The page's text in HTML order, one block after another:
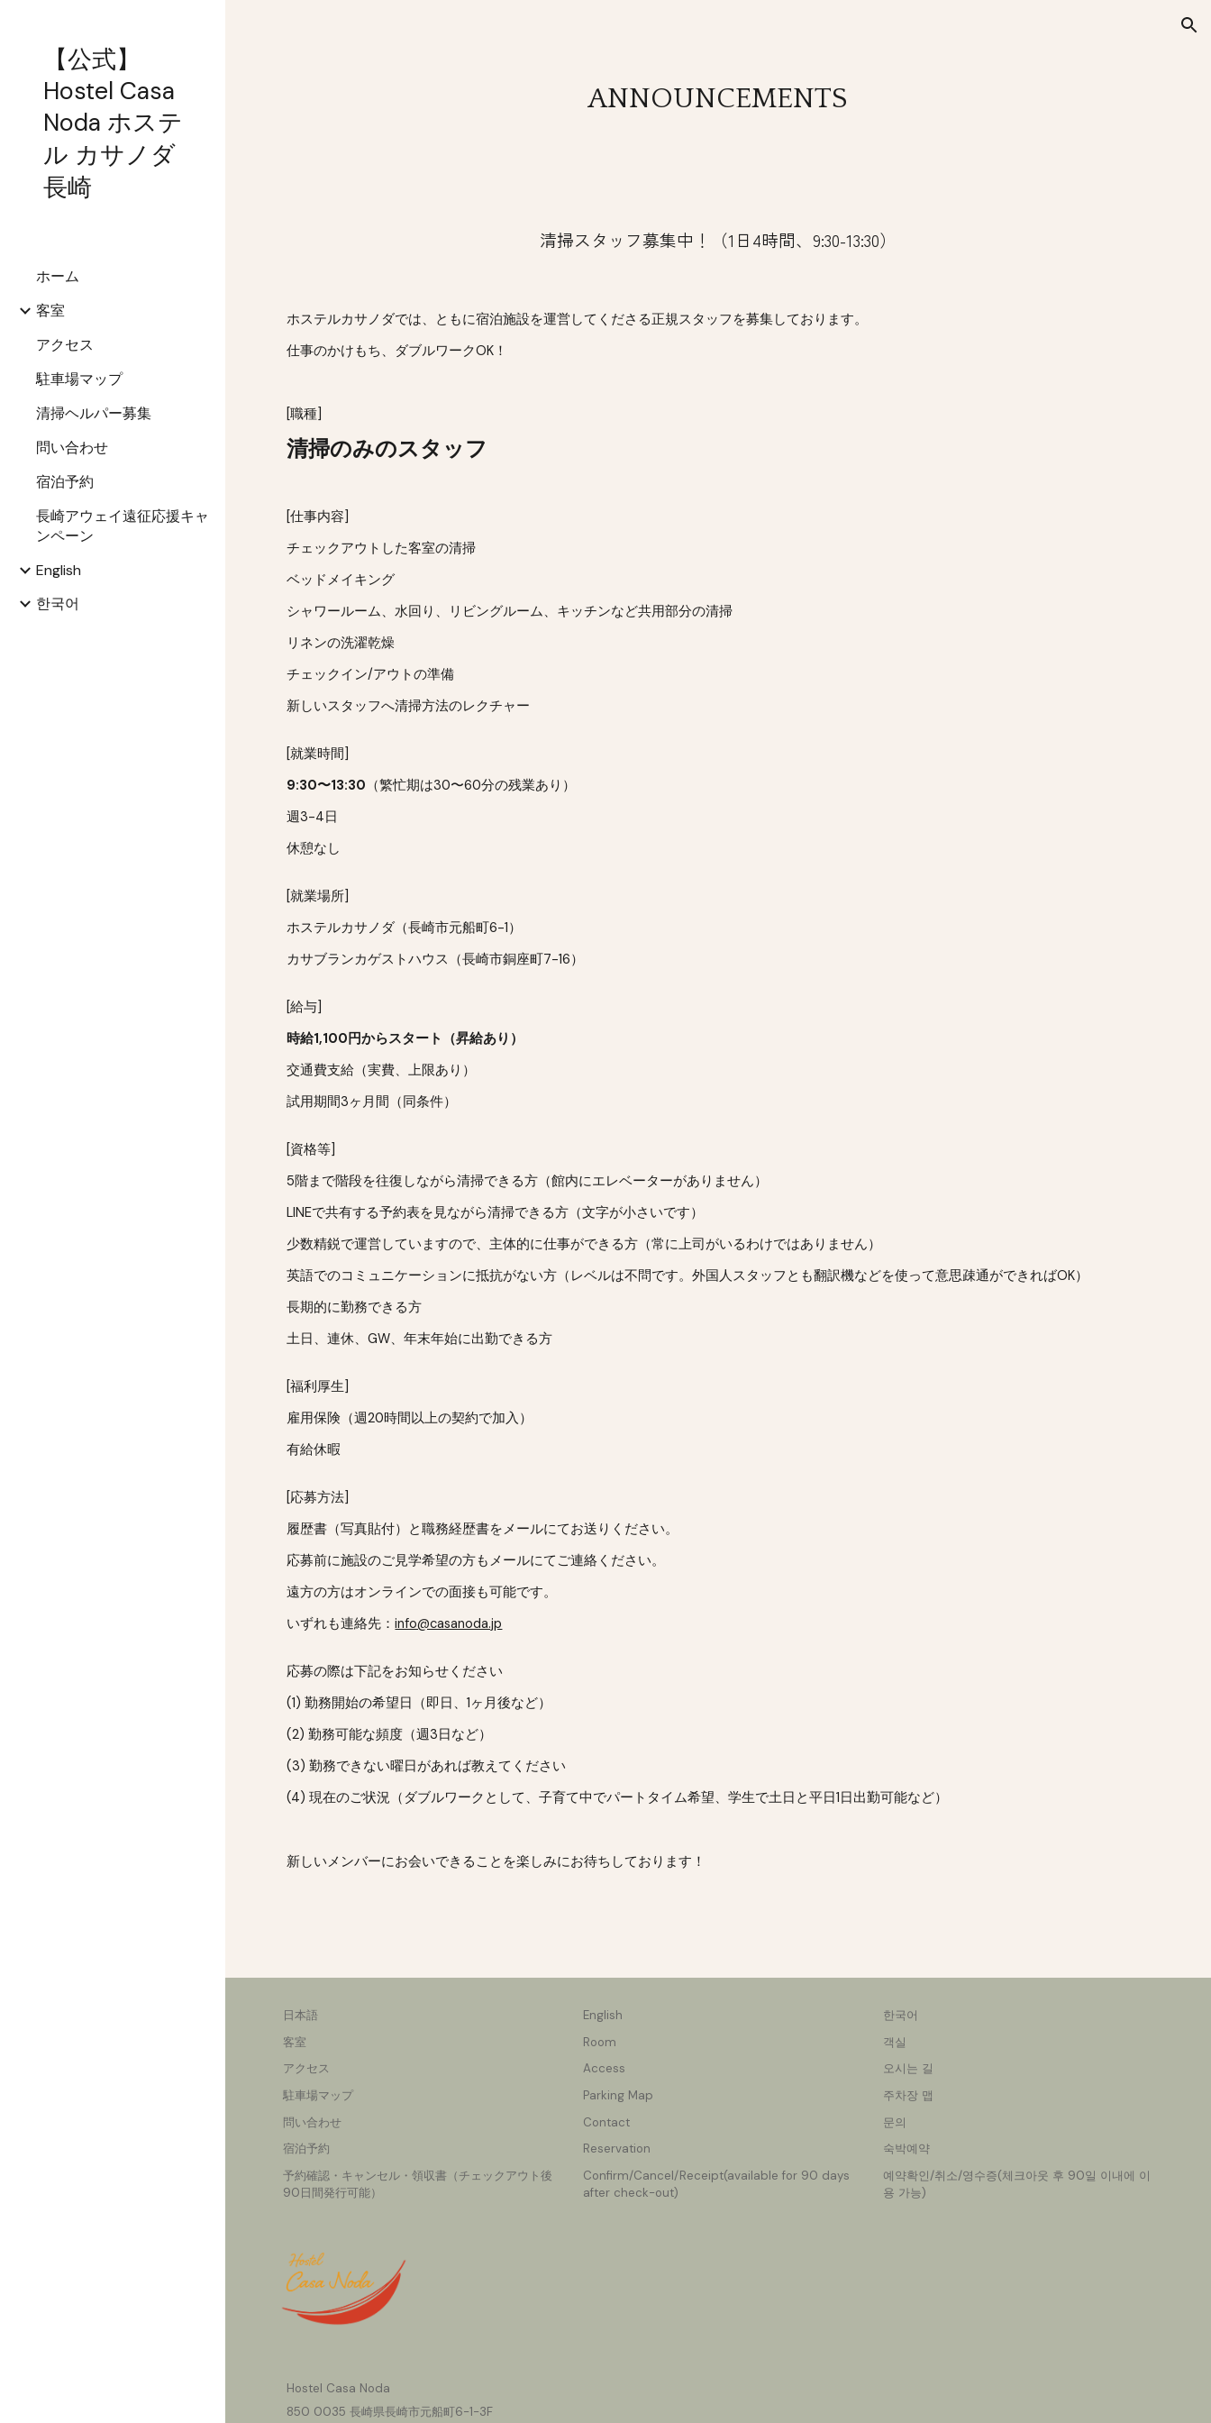
【公式】
Hostel Casa
Noda ホステ
ル カサノダ
長崎
ホーム
客室
アクセス
駐車場マップ
清掃ヘルパー募集
問い合わせ
宿泊予約
長崎アウェイ遠征応援キャ
ンペーン
English
한국어
ANNOUNCEMENTS
清掃スタッフ募集中！（1日4時間、9:30-13:30）
ホステルカサノダでは、ともに宿泊施設を運営してくださる正規スタッフを募集しております。
仕事のかけもち、 ダブルワークOK！
[職種]
清掃のみのスタッフ
[仕事内容]
チェックアウトした客室の清掃
ベッドメイキング
シャワールーム、水回り、リビングルーム、キッチンなど共用部分の清掃
リネンの洗濯乾燥
チェックイン/アウトの準備
新しいスタッフへ清掃方法のレクチャー
[就業時間]
9:30〜13:30 （繁忙期は30〜60分の残業あり）
週3-4日
休憩なし
[就業場所]
ホステルカサノダ（長崎市元船町6-1）
カサブランカゲストハウス（長崎市銅座町7-16）
[給与]
時給1,100円からスタート（昇給あり）
交通費支給（実費、上限あり）
試用期間3ヶ月間（同条件）
[資格等]
5階まで階段を往復しながら清掃できる方（館内にエレベーターがありません）
LINEで共有する予約表を見ながら清掃できる方（文字が小さいです）
少数精鋭で運営していますので、主体的に仕事ができる方（常に上司がいるわけではありません）
英語でのコミュニケーションに抵抗がない方（レベルは不問です。外国人スタッフとも翻訳機などを使って意思疎通ができればOK）
長期的に勤務できる方
土日、連休、GW、年末年始に出勤できる方
[福利厚生]
雇用保険（週20時間以上の契約で加入）
有給休暇
[応募方法]
履歴書（写真貼付）と職務経歴書をメールにてお送りください。
応募前に施設のご見学希望の方もメールにてご連絡ください。
遠方の方はオンラインでの面接も可能です。
いずれも連絡先：info@casanoda.jp
応募の際は下記をお知らせください
(1) 勤務開始の希望日（即日、1ヶ月後など）
(2) 勤務可能な頻度（週3日など）
(3) 勤務できない曜日があれば教えてください
(4) 現在のご状況（ダブルワークとして、子育て中でパートタイム希望、学生で土日と平日1日出勤可能など）
新しいメンバーにお会いできることを楽しみにお待ちしております！
日本語
客室
アクセス
駐車場マップ
問い合わせ
宿泊予約
予約確認・キャンセル ・領収書（チェックアウト後
90日間発行可能）
English
Room
Access
Parking Map
Contact
Reservation
Confirm/Cancel/Receipt(available for 90 days
after check-out)
한국어
객실
오시는 길
주차장 맵
문의
숙박예약
예약확인/취소/영수증(체크아웃 후 90일 이내에 이
용 가능)
Hostel Casa Noda
850 0035 長崎県長崎市元船町6-1-3F